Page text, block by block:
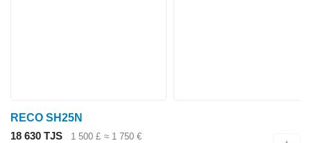
RECO SH25N
18 630 TJS
1 500 £ ≈ 1 750 €